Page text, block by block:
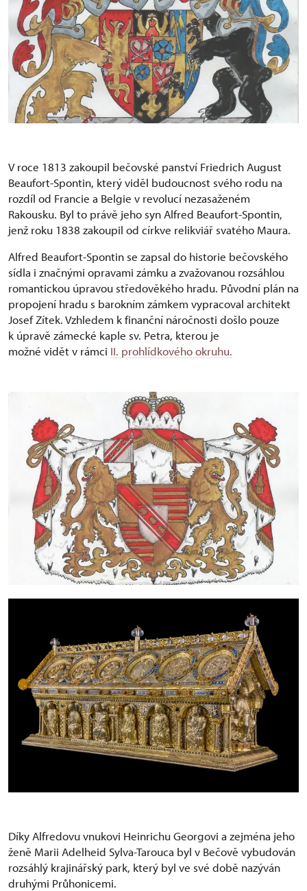
V roce 1813 zakoupil bečovské panství Friedrich August
Beaufort-Spontin, který viděl budoucnost svého rodu na
rozdíl od Francie a Belgie v revolucí nezasaženém
Rakousku. Byl to právě jeho syn Alfred Beaufort-Spontin,
jenž roku 1838 zakoupil od církve relikviář svatého Maura.
Alfred Beaufort-Spontin se zapsal do historie bečovského
sídla i značnými opravami zámku a zvažovanou rozsáhlou
romantickou úpravou středověkého hradu. Původní plán na
propojení hradu s barokním zámkem vypracoval architekt
Josef Zítek. Vzhledem k finanční náročnosti došlo pouze
k úpravě zámecké kaple sv. Petra, kterou je
možné vidět v rámci II. prohlídkového okruhu.
Díky Alfredovu vnukovi Heinrichu Georgovi a zejména jeho
ženě Marii Adelheid Sylva-Tarouca byl v Bečově vybudován
rozsáhlý krajinářský park, který byl ve své době nazýván
druhými Průhonicemi.